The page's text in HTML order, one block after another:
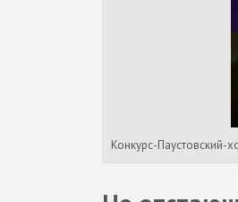
Конкурс-Паустовский-